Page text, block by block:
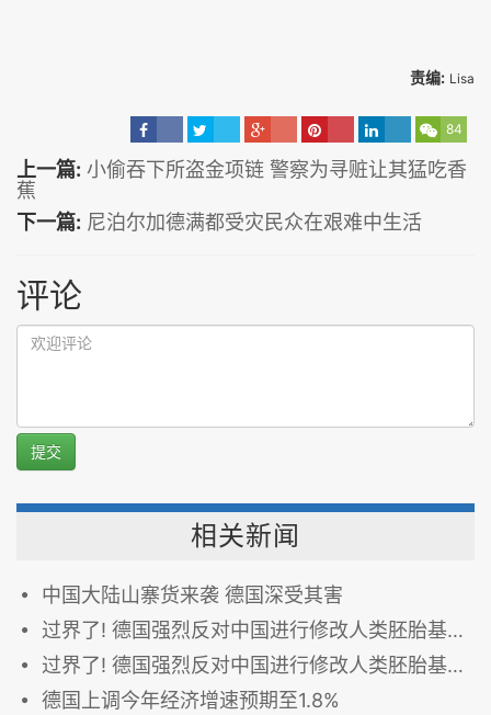
责编: Lisa
84
上一篇: 小偷吞下所盗金项链 警察为寻赃让其猛吃香
蕉
下一篇: 尼泊尔加德满都受灾民众在艰难中生活
评论
提交
相关新闻
中国大陆山寨货来袭 德国深受其害
过界了! 德国强烈反对中国进行修改人类胚胎基因试验
过界了! 德国强烈反对中国进行修改人类胚胎基因试验
德国上调今年经济增速预期至1.8%